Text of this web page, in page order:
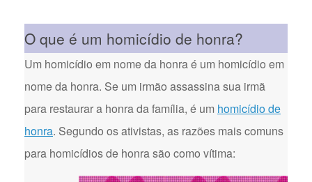
O que é um homicídio de honra?
Um homicídio em nome da honra é um homicídio em
nome da honra. Se um irmão assassina sua irmã
para restaurar a honra da família, é um homicídio de
honra. Segundo os ativistas, as razões mais comuns
para homicídios de honra são como vítima: